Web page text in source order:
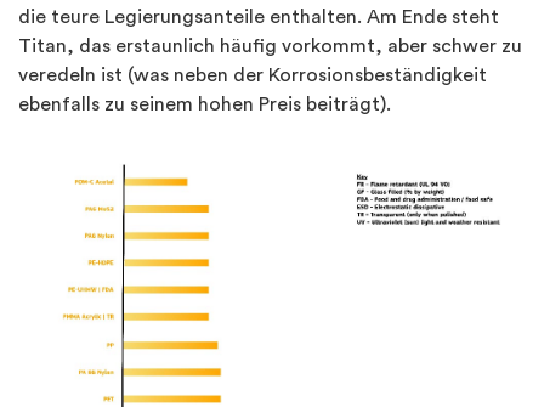
die teure Legierungsanteile enthalten. Am Ende steht
Titan, das erstaunlich häufig vorkommt, aber schwer zu
veredeln ist (was neben der Korrosionsbeständigkeit
ebenfalls zu seinem hohen Preis beiträgt).